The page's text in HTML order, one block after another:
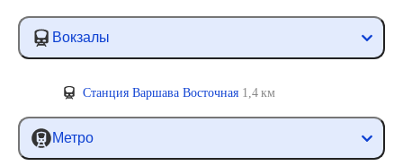
Вокзалы
Станция Варшава Восточная 1,4 км
Метро